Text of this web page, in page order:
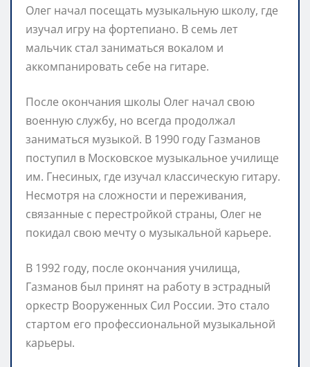
Олег начал посещать музыкальную школу, где
изучал игру на фортепиано. В семь лет
мальчик стал заниматься вокалом и
аккомпанировать себе на гитаре.
После окончания школы Олег начал свою
военную службу, но всегда продолжал
заниматься музыкой. В 1990 году Газманов
поступил в Московское музыкальное училище
им. Гнесиных, где изучал классическую гитару.
Несмотря на сложности и переживания,
связанные с перестройкой страны, Олег не
покидал свою мечту о музыкальной карьере.
В 1992 году, после окончания училища,
Газманов был принят на работу в эстрадный
оркестр Вооруженных Сил России. Это стало
стартом его профессиональной музыкальной
карьеры.